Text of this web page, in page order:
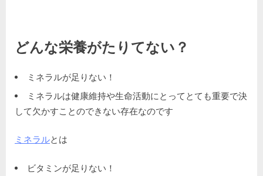
どんな栄養がたりてない？
ミネラルが足りない！
ミネラルは健康維持や生命活動にとってとても重要で決
して欠かすことのできない存在なのです
ミネラルとは
ビタミンが足りない！